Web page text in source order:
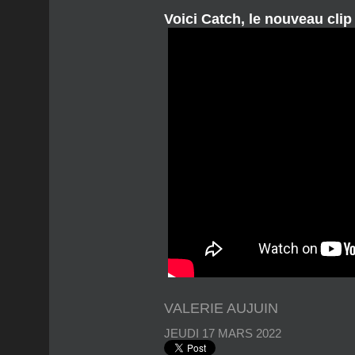
Voici Catch, le nouveau
VALERIE AUJUIN
JEUDI 17 MARS 2022